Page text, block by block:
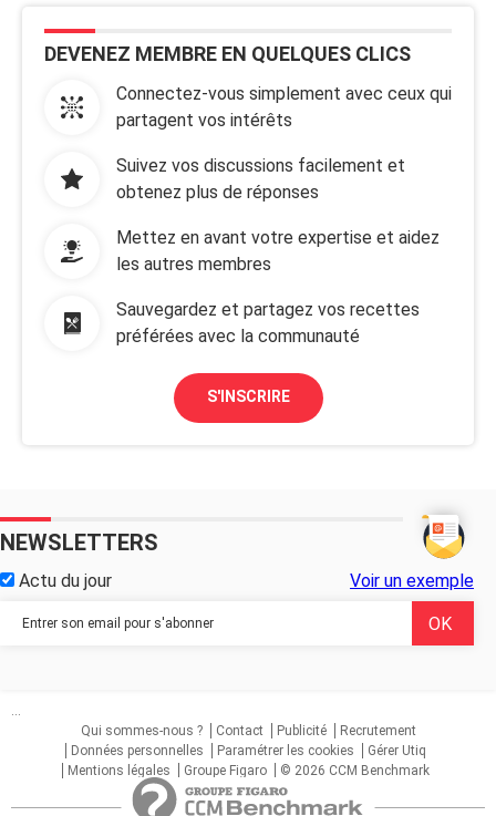
DEVENEZ MEMBRE EN QUELQUES CLICS
Connectez-vous simplement avec ceux qui
partagent vos intérêts
Suivez vos discussions facilement et
obtenez plus de réponses
Mettez en avant votre expertise et aidez
les autres membres
Sauvegardez et partagez vos recettes
préférées avec la communauté
S'INSCRIRE
NEWSLETTERS
Actu du jour Voir un exemple
...
Qui sommes-nous ?
Contact Publicité
Recrutement
Données personnelles
Paramétrer les cookies
Gérer Utiq
Mentions légales
Groupe Figaro © 2026 CCM Benchmark